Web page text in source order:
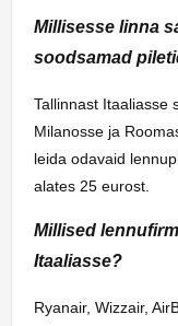
Millisesse linna
soodsamad
Tallinnast Itaaliasse
Milanosse ja
leida odavaid
alates 25 eurost.
Millised
Itaaliasse?
Ryanair, Wizzair,